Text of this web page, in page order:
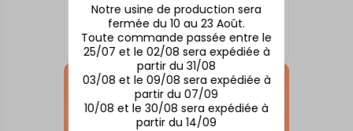
Notre usine de production sera
fermée du 10 au 23 Août.
Toute commande passée entre le
25/07 et le 02/08 sera expédiée à
partir du 31/08
03/08 et le 09/08 sera expédiée à
partir du 07/09
10/08 et le 30/08 sera expédiée à
partir du 14/09
SKYLINE SUR SOCLE
Anglet
À partir de80,00€